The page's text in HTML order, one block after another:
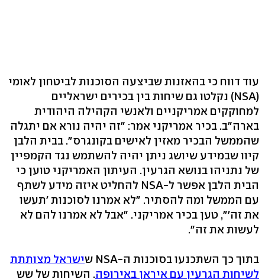
עוד דווח כי בהאזנות שביצעה הסוכנות לביטחון לאומי
(NSA) נקלטו גם שיחות בין בכירים ישראליים
למחוקקים אמריקניים ולאנשי הקהילה היהודית
בארה"ב. בכיר אמריקני אמר: "זה יהיה נורא אם יתגלה
שהממשל הבכיר מאזין לאישים בקונגרס". בבית הלבן
קיוו שבמידע שיושג ניתן יהיה להשתמש נגד הקמפיין
של נתניהו בנושא הגרעין. העיתון האמריקני טוען כי
הבית הלבן אפשר ל-NSA להחליט איזה מידע לשתף
עם הממשל ומה להסתיר. "לא אמרנו לסוכנות 'תעשו
את זה'", טען בכיר אמריקני. "אבל לא אמרנו להם לא
לעשות את זה".
בתוך כך השתכנעו בסוכנות ה-NSA ש
ישראל מצותתת
לשיחות הגרעין עם איראן באירופה. השיחות של שש